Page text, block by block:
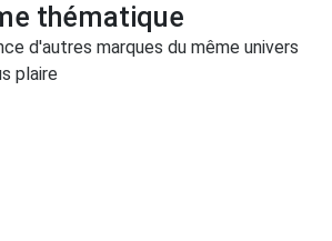
thématique
d'autres marques du même univers
plaire